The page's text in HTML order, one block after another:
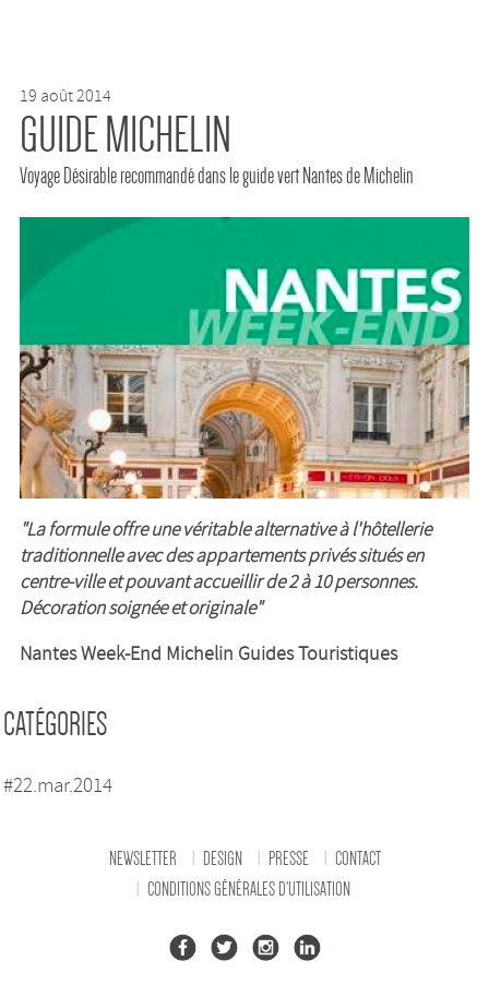
19 août 2014
GUIDE MICHELIN
Voyage Désirable recommandé dans le guide vert Nantes de Michelin
"La formule offre une véritable alternative à l'hôtellerie
traditionnelle avec des appartements privés situés en
centre-ville et pouvant accueillir de 2 à 10 personnes.
Décoration soignée et originale"
Nantes Week-End Michelin Guides Touristiques
CATÉGORIES
#22.mar.2014
NEWSLETTER DESIGN PRESSE
CONTACT
CONDITIONS GÉNÉRALES D'UTILISATION